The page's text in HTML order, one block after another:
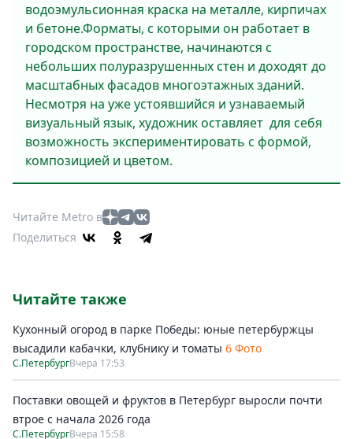
водоэмульсионная краска на металле, кирпичах
и бетоне.Форматы, с которыми он работает в
городском пространстве, начинаются с
небольших полуразрушенных стен и доходят до
масштабных фасадов многоэтажных зданий.
Несмотря на уже устоявшийся и узнаваемый
визуальный язык, художник оставляет для себя
возможность экспериментировать с формой,
композицией и цветом.
Читайте Metro в
Поделиться
Читайте также
Кухонный огород в парке Победы: юные петербуржцы
высадили кабачки, клубнику и томаты 6 Фото
С.ПетербургВчера 17:53
Поставки овощей и фруктов в Петербург выросли почти
втрое с начала 2026 года
С.ПетербургВчера 15:58